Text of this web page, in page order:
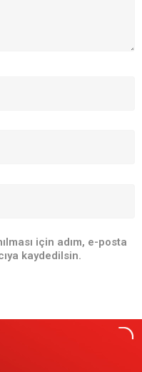
için adım, e-posta
kaydedilsin.